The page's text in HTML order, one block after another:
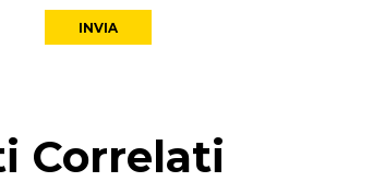
Correlati